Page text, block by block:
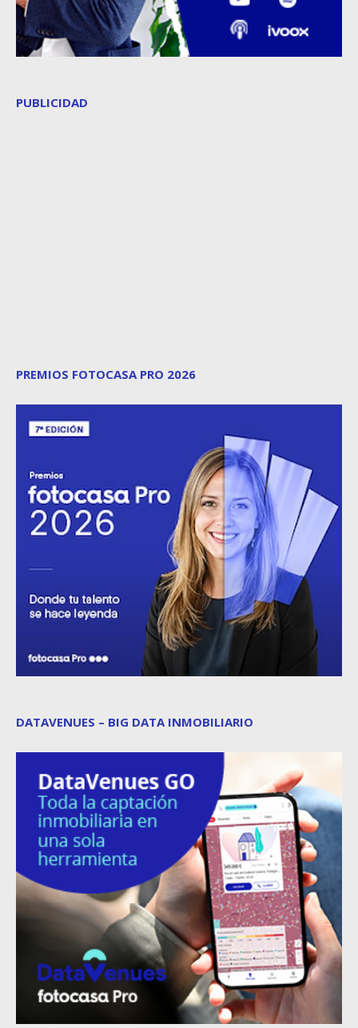
PUBLICIDAD
PREMIOS FOTOCASA PRO 2026
DATAVENUES – BIG DATA INMOBILIARIO